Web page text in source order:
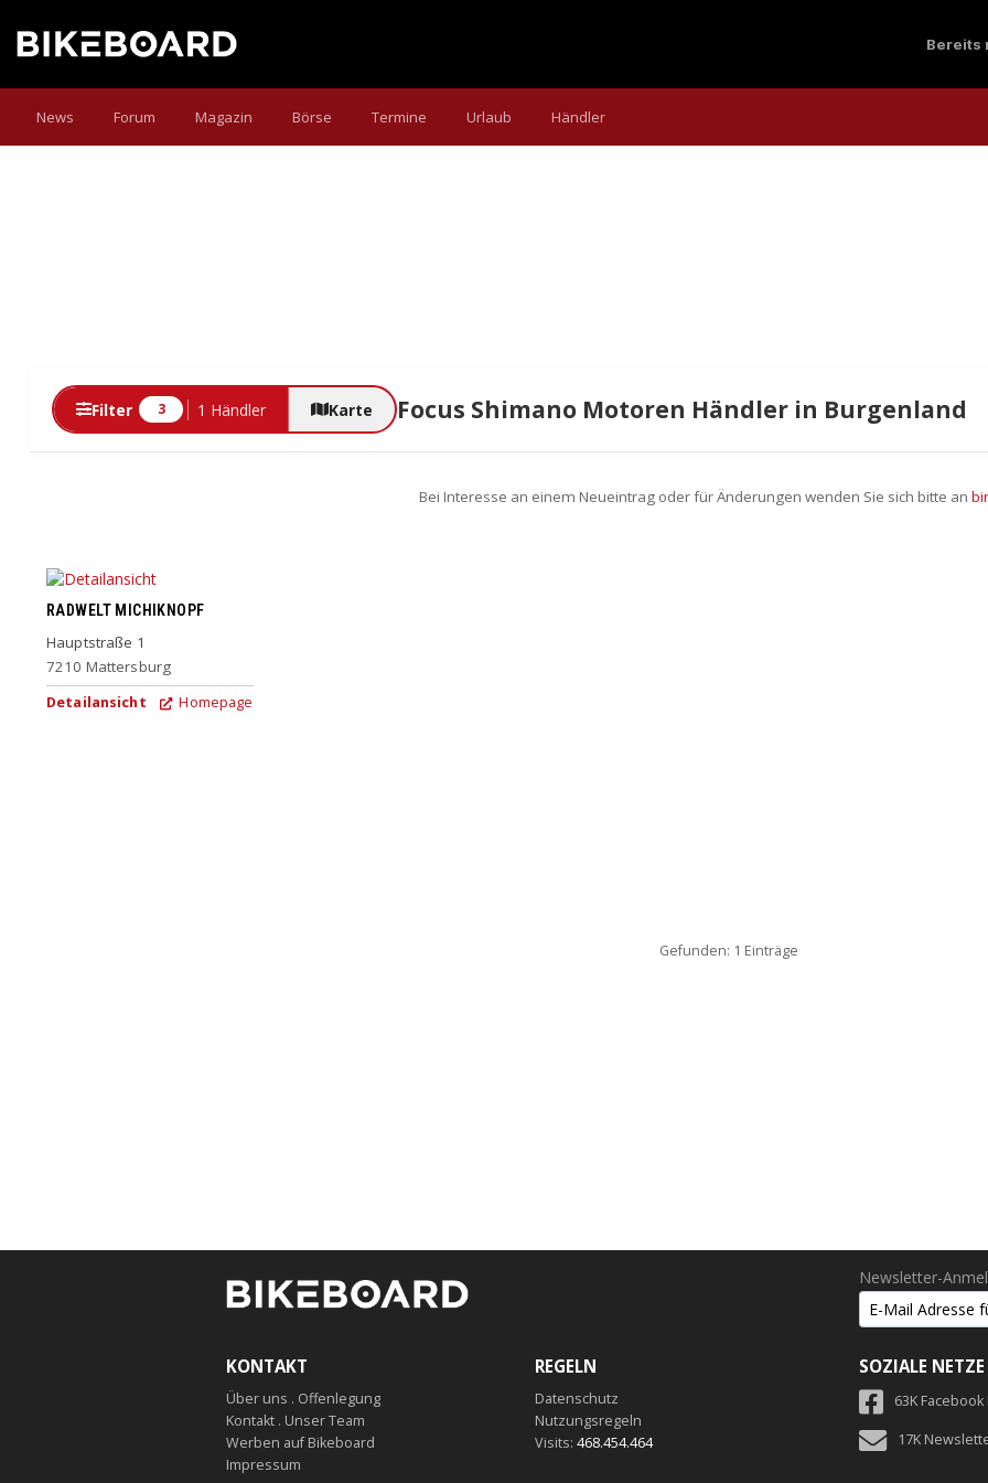
Bereits
News Forum Magazin Börse Termine Urlaub Händler
Filter 3 1 Händler Karte Focus Shimano Motoren Händler in Burgenland
Bei Interesse an einem Neueintrag oder für Änderungen wenden Sie sich bitte an
RADWELT MICHIKNOPF
Hauptstraße 1
7210 Mattersburg
Detailansicht Homepage
Gefunden: 1 Einträge
Newsletter-
KONTAKT
Über uns . Offenlegung
Kontakt . Unser Team
Werben auf Bikeboard
Impressum
REGELN
Datenschutz
Nutzungsregeln
Visits: 468.454.464
SOZIALE NETZE
63K Facebook
17K